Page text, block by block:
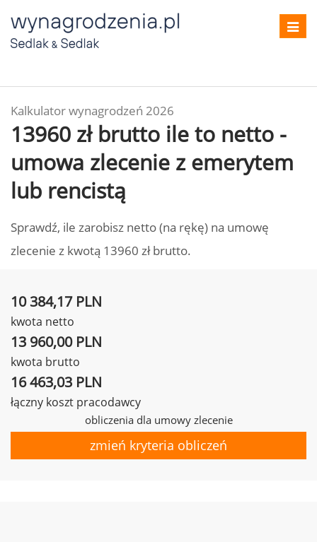
Kalkulator wynagrodzeń 2026
13960 zł brutto ile to netto -
umowa zlecenie z emerytem
lub rencistą
Sprawdź, ile zarobisz netto (na rękę) na umowę
zlecenie z kwotą 13960 zł brutto.
10 384,17 PLN
kwota netto
13 960,00 PLN
kwota brutto
16 463,03 PLN
łączny koszt pracodawcy
obliczenia dla umowy zlecenie
zmień kryteria obliczeń